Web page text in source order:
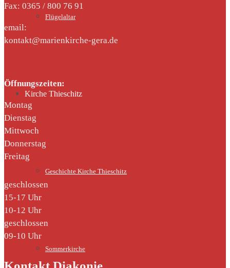
Flügelaltar
Kirche Thieschitz
Geschichte Kirche Thieschitz
Sommerkirche
Fax: 0365 / 800 76 91
email:
kontakt@marienkirche-gera.de
Öffnungszeiten:
Montag
Dienstag
Mittwoch
Donnerstag
Freitag
geschlossen
15-17 Uhr
10-12 Uhr
geschlossen
09-10 Uhr